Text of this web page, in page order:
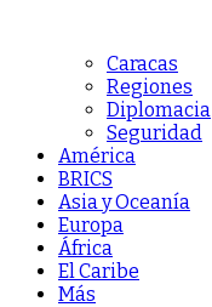
Caracas
Regiones
Diplomacia
Seguridad
América
BRICS
Asia y Oceanía
Europa
África
El Caribe
Más